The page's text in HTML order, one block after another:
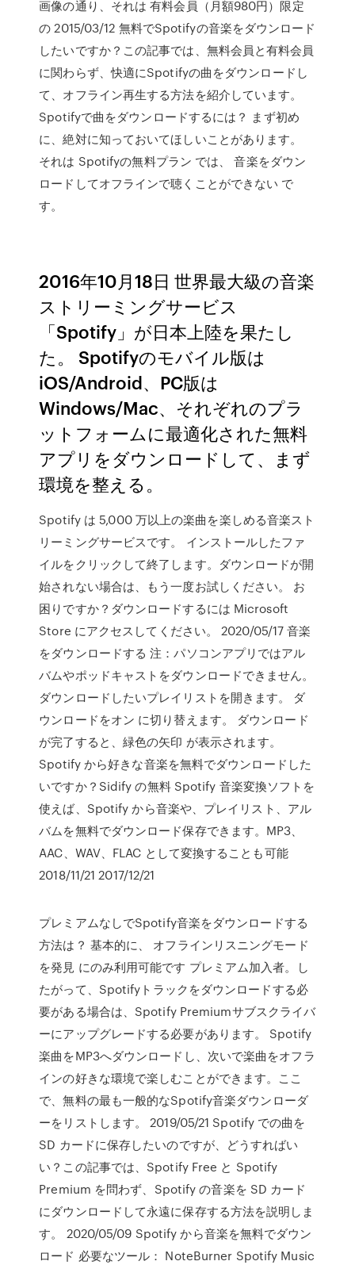
画像の通り、それは 有料会員（月額980円）限定
の 2015/03/12 無料でSpotifyの音楽をダウンロード
したいですか？この記事では、無料会員と有料会員
に関わらず、快適にSpotifyの曲をダウンロードし
て、オフライン再生する方法を紹介しています。
Spotifyで曲をダウンロードするには？ まず初め
に、絶対に知っておいてほしいことがあります。
それは Spotifyの無料プラン では、 音楽をダウン
ロードしてオフラインで聴くことができない で
す。
2016年10月18日 世界最大級の音楽
ストリーミングサービス
「Spotify」が日本上陸を果たし
た。 Spotifyのモバイル版は
iOS/Android、PC版は
Windows/Mac、それぞれのプラ
ットフォームに最適化された無料
アプリをダウンロードして、まず
環境を整える。
Spotify は 5,000 万以上の楽曲を楽しめる音楽スト
リーミングサービスです。 インストールしたファ
イルをクリックして終了します。ダウンロードが開
始されない場合は、もう一度お試しください。 お
困りですか？ダウンロードするには Microsoft
Store にアクセスしてください。 2020/05/17 音楽
をダウンロードする 注：パソコンアプリではアル
バムやポッドキャストをダウンロードできません。
ダウンロードしたいプレイリストを開きます。 ダ
ウンロードをオン に切り替えます。 ダウンロード
が完了すると、緑色の矢印 が表示されます。
Spotify から好きな音楽を無料でダウンロードした
いですか？Sidify の無料 Spotify 音楽変換ソフトを
使えば、Spotify から音楽や、プレイリスト、アル
バムを無料でダウンロード保存できます。MP3、
AAC、WAV、FLAC として変換することも可能
2018/11/21 2017/12/21
プレミアムなしでSpotify音楽をダウンロードする
方法は？ 基本的に、 オフラインリスニングモード
を発見 にのみ利用可能です プレミアム加入者。し
たがって、Spotifyトラックをダウンロードする必
要がある場合は、Spotify Premiumサブスクライバ
ーにアップグレードする必要があります。 Spotify
楽曲をMP3へダウンロードし、次いで楽曲をオフラ
インの好きな環境で楽しむことができます。ここ
で、無料の最も一般的なSpotify音楽ダウンローダ
ーをリストします。 2019/05/21 Spotify での曲を
SD カードに保存したいのですが、どうすればい
い？この記事では、Spotify Free と Spotify
Premium を問わず、Spotify の音楽を SD カード
にダウンロードして永遠に保存する方法を説明しま
す。 2020/05/09 Spotify から音楽を無料でダウン
ロード 必要なツール： NoteBurner Spotify Music